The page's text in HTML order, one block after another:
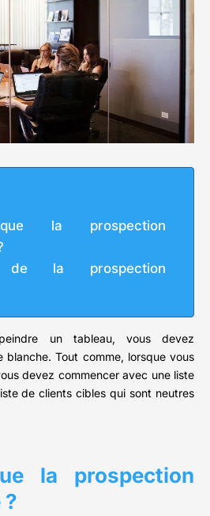
que la prospection
de la prospection
un tableau, vous devez
blanche. Tout comme, lorsque vous
devez commencer avec une liste
de clients cibles qui sont neutres
la prospection